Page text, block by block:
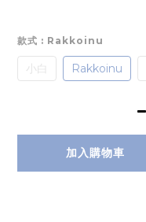
款式 : Rakkoinu
小白 Rakkoinu
加入購物車